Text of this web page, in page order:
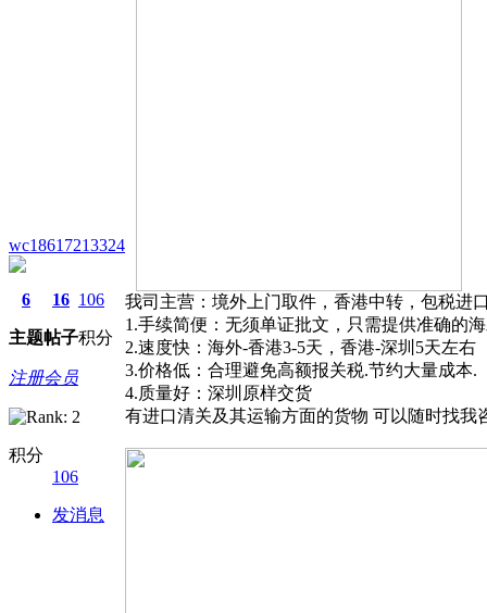
wc18617213324
6
主题
16
帖子
106
积分
注册会员
积分
106
发消息
我司主营：境外上门取件，香港中转，包税进
1.手续简便：无须单证批文，只需提供准确的
2.速度快：海外-香港3-5天，香港-深圳5天左右
3.价格低：合理避免高额报关税.节约大量成本.
4.质量好：深圳原样交货
有进口清关及其运输方面的货物 可以随时找我